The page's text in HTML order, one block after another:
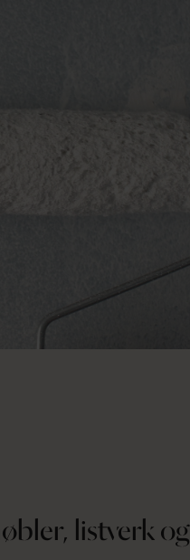
listverk og